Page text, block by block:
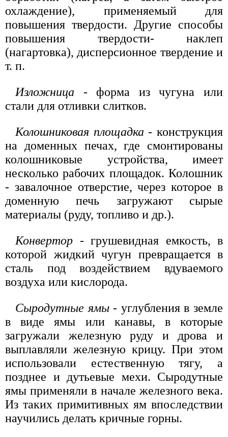
охлаждение), применяемый для
повышения твердости. Другие способы
повышения твердости- наклеп
(нагартовка), дисперсионное твердение и
т. п.
Изложница - форма из чугуна или
стали для отливки слитков.
Колошниковая площадка - конструкция
на доменных печах, где смонтированы
колошниковые устройства, имеет
несколько рабочих площадок. Колошник
- завалочное отверстие, через которое в
доменную печь загружают сырые
материалы (руду, топливо и др.).
Конвертор - грушевидная емкость, в
которой жидкий чугун превращается в
сталь под воздействием вдуваемого
воздуха или кислорода.
Сыродутные ямы- углубления в земле
в виде ямы или канавы, в которые
загружали железную руду и дрова и
выплавляли железную крицу. При этом
использовали естественную тягу, а
позднее и дутьевые мехи. Сыродутные
ямы применяли в начале железного века.
Из таких примитивных ям впоследствии
научились делать кричные горны.